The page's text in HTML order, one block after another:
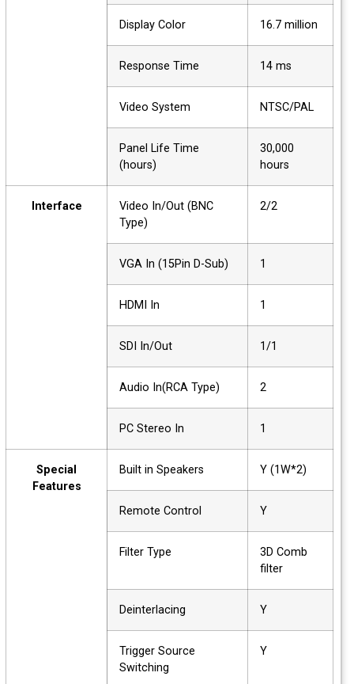
Display Color 16.7 million
Response Time 14 ms
Video System NTSC/PAL
Panel Life Time
(hours)
30,000
hours
Interface
Video In/Out (BNC
Type)
2/2
VGA In (15Pin D-Sub)
HDMI In
SDI In/Out 1/1
Audio In(RCA Type)
PC Stereo In
Special
Features
Built in Speakers Y (1W*2)
Remote Control
Filter Type
3D Comb
filter
Deinterlacing
Trigger Source
Switching